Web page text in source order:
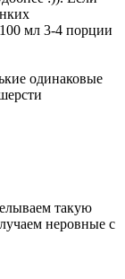
мл 3-4 порции
одинаковые
такую
неровные с